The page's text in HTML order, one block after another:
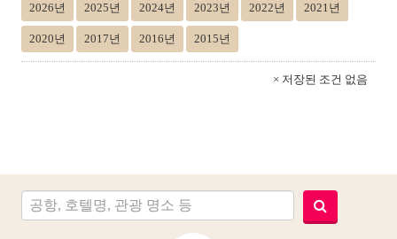
2026년 2025년 2024년 2023년 2022년 2021년
2020년 2017년 2016년 2015년
× 저장된 조건 없음